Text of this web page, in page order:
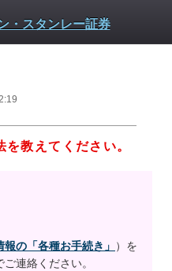
教えてください。
の「各種お手続き」 ）を
ご連絡ください。